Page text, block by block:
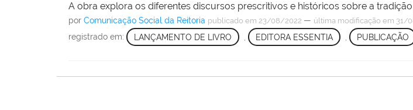
A obra explora os diferentes discursos prescritivos e históricos sobre a
porComunicação Social da Reitoria publicado em 23/08/2022 — última modificação em 31/
registrado em: LANÇAMENTO DE LIVRO EDITORA ESSENTIA PUBLICAÇÃO